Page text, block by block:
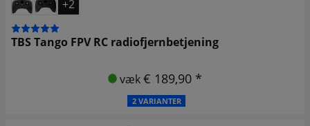
+2
TBS Tango FPV RC radiofjernbetjening
væk€ 189,90 *
2 VARIANTER